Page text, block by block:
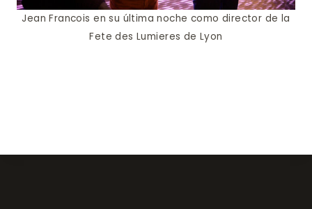
Jean Francois en su última noche como director de la
Fete des Lumieres de Lyon